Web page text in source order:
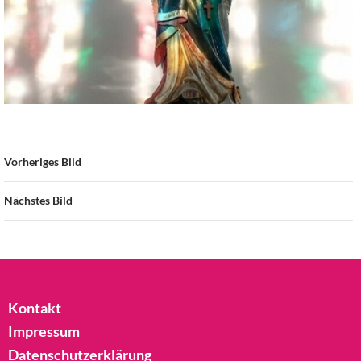
Vorheriges Bild
Nächstes Bild
Kontakt
Impressum
Datenschutzerklärung